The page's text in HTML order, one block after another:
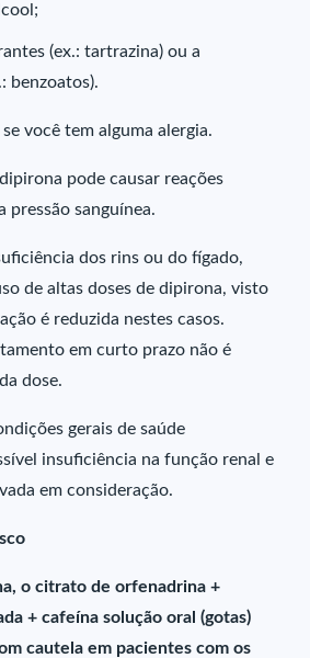
(ex.: tartrazina) ou a
benzoatos).
você tem alguma alergia.
pode causar reações
pressão sanguínea.
dos rins ou do fígado,
de altas doses de dipirona, visto
é reduzida nestes casos.
em curto prazo não é
dose.
gerais de saúde
insuficiência na função renal e
em consideração.
o citrato de orfenadrina +
+ cafeína solução oral (gotas)
cautela em pacientes com os